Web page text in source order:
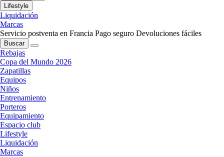
Lifestyle
Liquidación
Marcas
Servicio postventa en Francia Pago seguro Devoluciones fáciles
Buscar
Rebajas
Copa del Mundo 2026
Zapatillas
Equipos
Niños
Entrenamiento
Porteros
Equipamiento
Espacio club
Lifestyle
Liquidación
Marcas